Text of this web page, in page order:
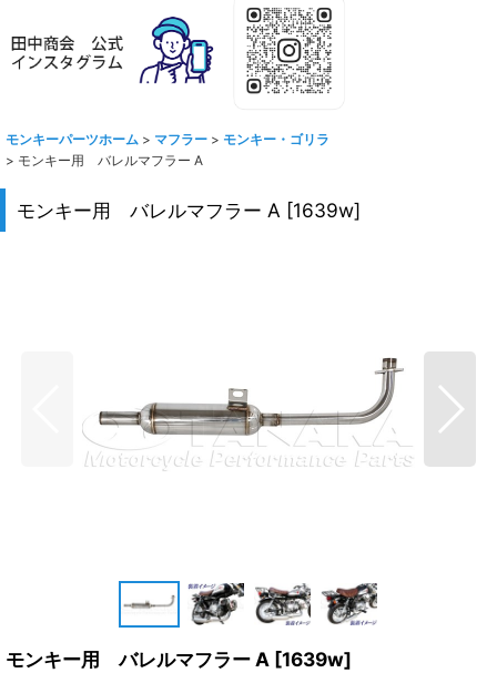
モンキーパーツホーム > マフラー > モンキー・ゴリラ
> モンキー用 バレルマフラー A
モンキー用 バレルマフラー A [1639w]
モンキー用 バレルマフラー A [1639w]